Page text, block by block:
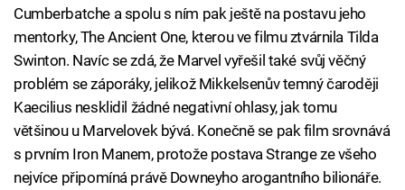
Cumberbatche a spolu s ním pak ještě na postavu jeho
mentorky, The Ancient One, kterou ve filmu ztvárnila Tilda
Swinton. Navíc se zdá, že Marvel vyřešil také svůj věčný
problém se záporáky, jelikož Mikkelsenův temný čaroději
Kaecilius nesklidil žádné negativní ohlasy, jak tomu
většinou u Marvelovek bývá. Konečně se pak film srovnává
s prvním Iron Manem, protože postava Strange ze všeho
nejvíce připomíná právě Downeyho arogantního bilionáře.